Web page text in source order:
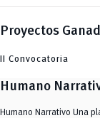
Proyectos
II Convocatoria
Humano
Humano Narrativo Una